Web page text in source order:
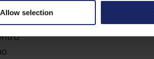
Allow selection
le